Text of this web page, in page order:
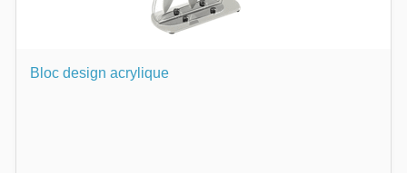
Bloc design acrylique